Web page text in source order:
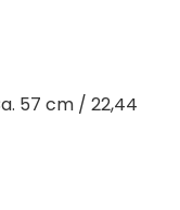
57 cm / 22,44